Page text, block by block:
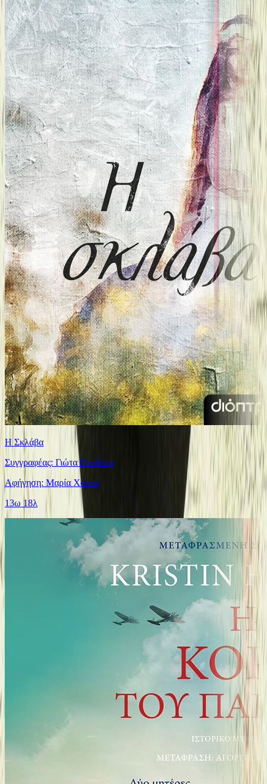
Η Σκλάβα
Συγγραφέας: Γιώτα Γουβέλη
Αφήγηση: Μαρία Χάνου
13ω 18λ